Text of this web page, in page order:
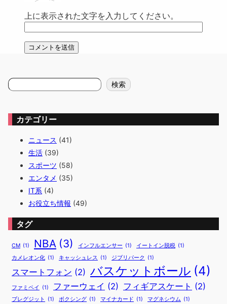
上に表示された文字を入力してください。
検
索
検索
カテゴリー
ニュース (41)
生活 (39)
スポーツ (58)
エンタメ (35)
IT系 (4)
お役立ち情報 (49)
タグ
CM (1) NBA (3) インフルエンサー (1) イートイン脱税 (1)
カメレオン化 (1) キャッシュレス (1) ジブリパーク (1)
スマートフォン (2) バスケットボール (4)
ファミペイ (1) ファーウェイ (2) フィギアスケート (2)
ブレグジット (1) ボクシング (1) マイナカード (1) マグネシウム (1)